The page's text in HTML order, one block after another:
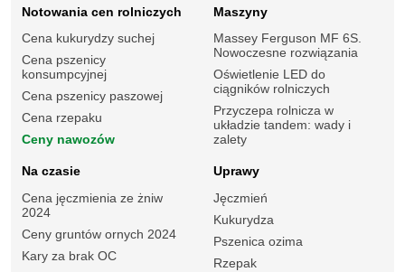
Notowania cen rolniczych
Cena kukurydzy suchej
Cena pszenicy
konsumpcyjnej
Cena pszenicy paszowej
Cena rzepaku
Ceny nawozów
Maszyny
Massey Ferguson MF 6S.
Nowoczesne rozwiązania
Oświetlenie LED do
ciągników rolniczych
Przyczepa rolnicza w
układzie tandem: wady i
zalety
Na czasie
Cena jęczmienia ze żniw
2024
Ceny gruntów ornych 2024
Kary za brak OC
Uprawy
Jęczmień
Kukurydza
Pszenica ozima
Rzepak